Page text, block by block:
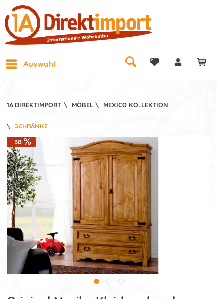
Auswahl
1A DIREKTIMPORT \ MÖBEL \ MEXICO KOLLEKTION
\ SCHRÄNKE
-38